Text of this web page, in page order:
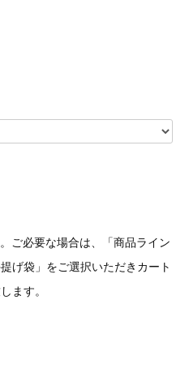
ご必要な場合は、「商品ライン
げ袋」をご選択いただきカート
ます。